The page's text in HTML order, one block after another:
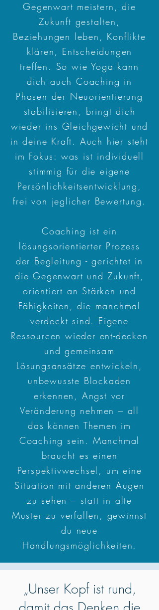
Gegenwart meistern, die
Zukunft gestalten,
Beziehungen leben, Konflikte
klären, Entscheidungen
treffen. So wie Yoga kann
dich auch Coaching in
Phasen der Neuorientierung
stabilisieren, bringt dich
wieder ins Gleichgewicht und
in deine Kraft. Auch hier steht
im Fokus: was ist individuell
stimmig für die eigene
Persönlichkeitsentwicklung,
frei von jeglicher Bewertung.
Coaching ist ein
lösungsorientierter Prozess
der Begleitung - gerichtet in
die Gegenwart und Zukunft,
orientiert an Stärken und
Fähigkeiten, die manchmal
verdeckt sind. Eigene
Ressourcen wieder ent-decken
und gemeinsam
Lösungsansätze entwickeln,
unbewusste Blockaden
erkennen, Angst vor
Veränderung nehmen – all
das können Themen im
Coaching sein. Manchmal
braucht es einen
Perspektivwechsel, um eine
Situation mit anderen Augen
zu sehen – statt in alte
Muster zu verfallen, gewinnst
du neue
Handlungsmöglichkeiten.
„Unser Kopf ist rund,